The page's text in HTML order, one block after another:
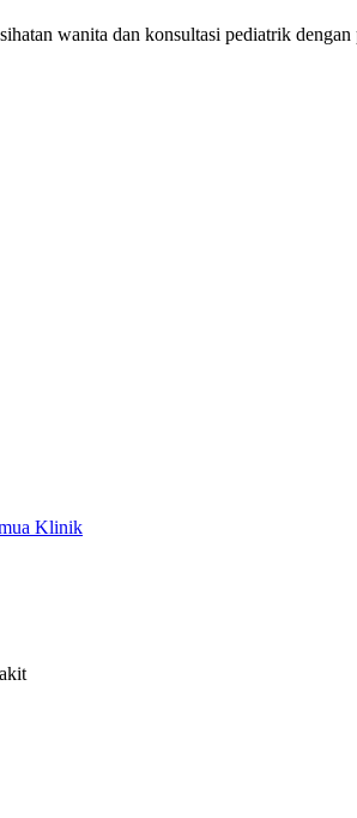
wanita dan konsultasi pediatrik dengan
Klinik